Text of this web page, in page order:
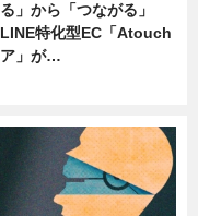
る」から「つながる」
特化型EC「Atouch
」が…